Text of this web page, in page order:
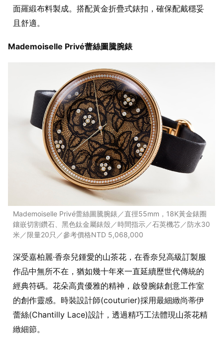
面羅緞布料製成。搭配黃金折疊式錶扣，確保配戴穩妥
且舒適。
Mademoiselle Privé蕾絲圖騰腕錶
Mademoiselle Privé蕾絲圖騰腕錶／直徑55mm，18K黃金錶圈
鑲嵌切割鑽石、黑色鈦金屬錶殼／時間指示／石英機芯／防水30
米／限量20只／參考價格NTD 5,068,000
深受嘉柏麗·香奈兒鍾愛的山茶花，在香奈兒高級訂製服
作品中無所不在，猶如幾十年來一直延續歷世代傳統的
經典符碼。花朵高貴優雅的精神，啟發腕錶創意工作室
的創作靈感。時裝設計師(couturier)採用最細緻尚蒂伊
蕾絲(Chantilly Lace)設計，透過精巧工法體現山茶花精
緻細節。